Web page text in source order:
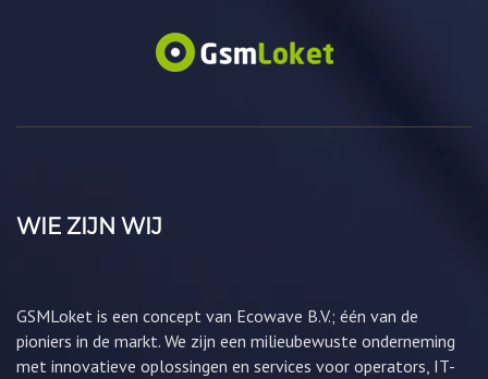
WIE ZIJN WIJ
GSMLoket is een concept van Ecowave B.V.; één van de
pioniers in de markt. We zijn een milieubewuste onderneming
met innovatieve oplossingen en services voor operators, IT-